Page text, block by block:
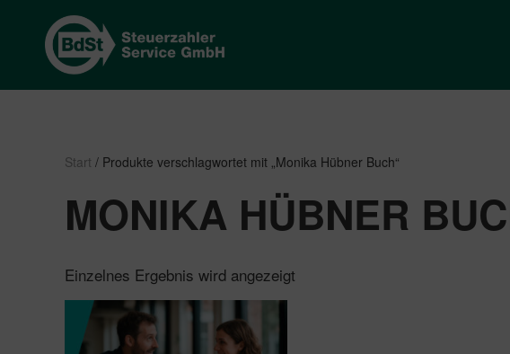
Start / Produkte verschlagwortet mit „Monika Hübner Buch“
MONIKA HÜBNER
Einzelnes Ergebnis wird angezeigt